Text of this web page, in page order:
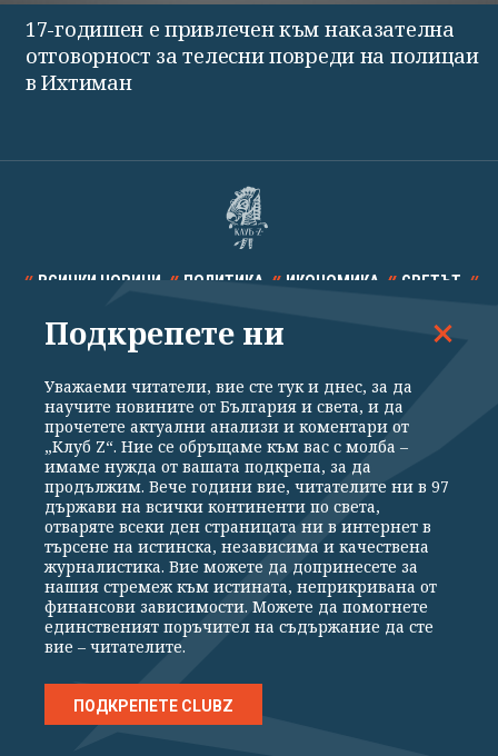
17-годишен е привлечен към наказателна
отговорност за телесни повреди на полицаи
в Ихтиман
ВСИЧКИ НОВИНИ ПОЛИТИКА ИКОНОМИКА СВЕТЪТ
СПОРТ КУЛТУРА ТЕХНОЛОГИИ КАЛЕЙДОСКОП
Общи условия
Политика за поверителност
Реклама
Партньори Контакти
За Клуб Z
Екип
Подкрепете ни
Издател на www.clubz.bg е „Клуб Зебра Медия“ ЕООД, София, ул. "Алеко
Константинов" 3. Всички права запазени 2026 „Клуб Зебра Медия“
Препечатването на материали, снимки и видео от www.clubz.bg без
разрешение ще бъде преследвано по съдебен път, съгласно
ОБЩИТЕ УСЛОВИЯ
Подкрепете ни
Уважаеми читатели, вие сте тук и днес, за да
научите новините от България и света, и да
прочетете актуални анализи и коментари от
„Клуб Z“. Ние се обръщаме към вас с молба –
имаме нужда от вашата подкрепа, за да
продължим. Вече години вие, читателите ни в 97
държави на всички континенти по света,
отваряте всеки ден страницата ни в интернет в
търсене на истинска, независима и качествена
журналистика. Вие можете да допринесете за
нашия стремеж към истината, неприкривана от
финансови зависимости. Можете да помогнете
единственият поръчител на съдържание да сте
вие – читателите.
ПОДКРЕПЕТЕ CLUBZ